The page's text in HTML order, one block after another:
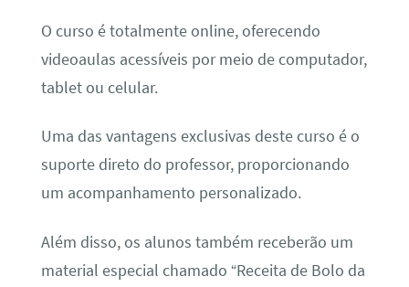
O curso é totalmente online, oferecendo
videoaulas acessíveis por meio de computador,
tablet ou celular.
Uma das vantagens exclusivas deste curso é o
suporte direto do professor, proporcionando
um acompanhamento personalizado.
Além disso, os alunos também receberão um
material especial chamado “Receita de Bolo da